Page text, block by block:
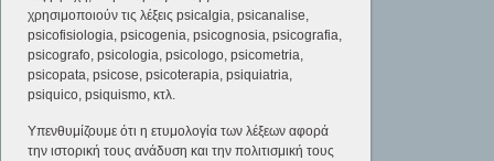
χρησιμοποιούν τις λέξεις psicalgia, psicanalise,
psicofisiologia, psicogenia, psicognosia, psicografia,
psicografo, psicologia, psicologo, psicometria,
psicopata, psicose, psicoterapia, psiquiatria,
psiquico, psiquismo, κτλ.
Υπενθυμίζουμε ότι η ετυμολογία των λέξεων αφορά
την ιστορική τους ανάδυση και την πολιτισμική τους